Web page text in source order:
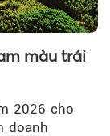
màu trái
2026 cho
doanh